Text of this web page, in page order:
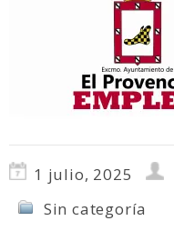
1 julio, 2025
Sin categoría